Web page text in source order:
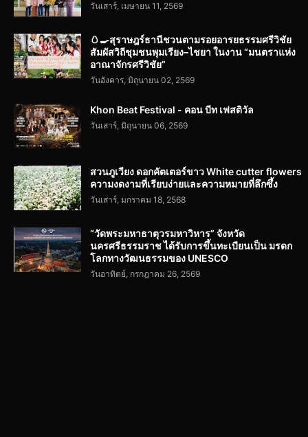
วันเสาร์, เมษายน 11, 2569
🥚🍳สุราษฎร์ธานีชวนตามรอยอารยธรรมศรีวิชัย
สัมผัสวิถีชุมชนพุมเรียง–ไชยา ในงาน “มนตราแห่ง
อาณาจักรศรีวิชัย”
วันอังคาร, มิถุนายน 02, 2569
Khon Beat Festival - คอน บีท เฟสติวัล
วันเสาร์, มิถุนายน 06, 2569
สวนภูเวียง ดอกคัตเตอร์ขาว White cutter flowers
ความงดงามที่เรียบง่ายและความหมายที่ลึกซึ้ง
วันเสาร์, มกราคม 18, 2568
“วัดพระมหาธาตุวรมหาวิหาร” จังหวัด
นครศรีธรรมราช ได้รับการขึ้นทะเบียนเป็น มรดก
โลกทางวัฒนธรรมของ UNESCO
วันอาทิตย์, กรกฎาคม 26, 2569